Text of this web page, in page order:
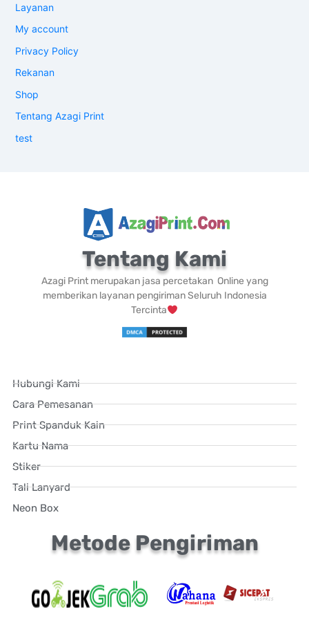
Layanan
My account
Privacy Policy
Rekanan
Shop
Tentang Azagi Print
test
Tentang Kami
Azagi Print merupakan jasa percetakan Online yang
memberikan layanan pengiriman Seluruh Indonesia
Tercinta
Hubungi Kami
Cara Pemesanan
Print Spanduk Kain
Kartu Nama
Stiker
Tali Lanyard
Neon Box
Metode Pengiriman